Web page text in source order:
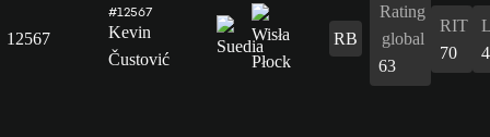
12567
#12567
Kevin
Čustović
RB
Rating
global
63
RIT
70